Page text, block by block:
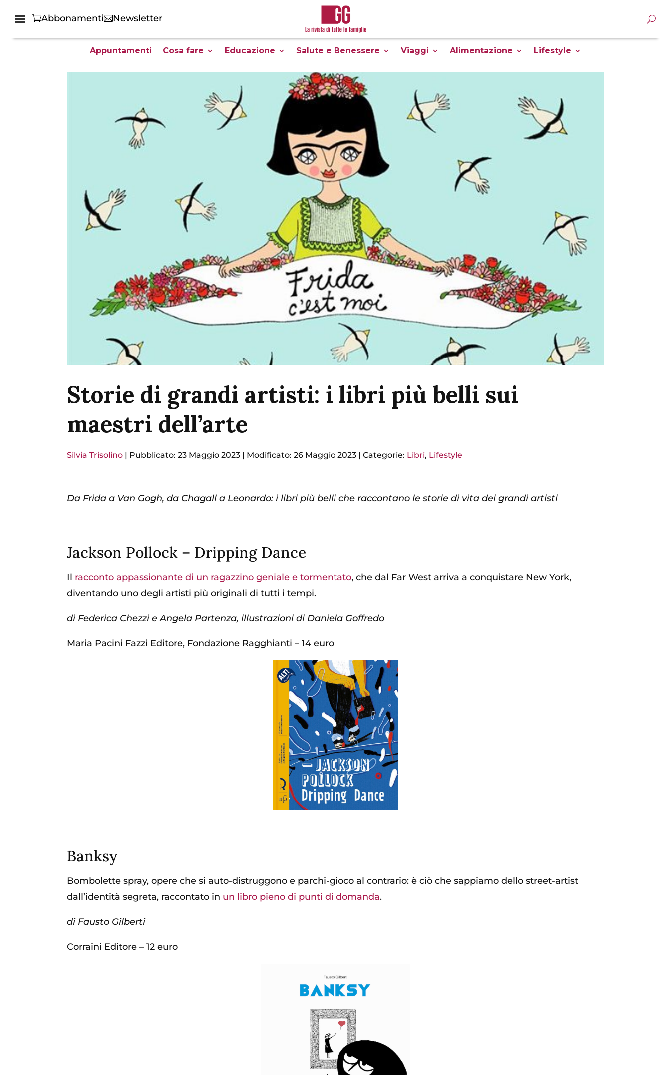
Abbonamenti Newsletter
Appuntamenti Cosa fare Educazione Salute e Benessere Viaggi Alimentazione Lifestyle
Storie di grandi artisti: i libri più belli sui
maestri dell’arte
Silvia Trisolino | Pubblicato: 23 Maggio 2023 | Modificato: 26 Maggio 2023 |Categorie: Libri, Lifestyle
Da Frida a Van Gogh, da Chagall a Leonardo: i libri più belli che raccontano le storie di vita dei grandi artisti
Jackson Pollock – Dripping Dance
Il racconto appassionante di un ragazzino geniale e tormentato, che dal Far West arriva a conquistare New York,
diventando uno degli artisti più originali di tutti i tempi.
di Federica Chezzi e Angela Partenza, illustrazioni di Daniela Goffredo
Maria Pacini Fazzi Editore, Fondazione Ragghianti – 14 euro
Banksy
Bombolette spray, opere che si auto-distruggono e parchi-gioco al contrario: è ciò che sappiamo dello street-artist
dall’identità segreta, raccontato in un libro pieno di punti di domanda.
di Fausto Gilberti
Corraini Editore – 12 euro